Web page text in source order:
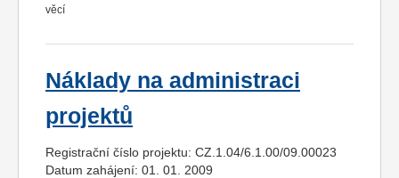
věcí
Náklady na administraci
projektů
Registrační číslo projektu: CZ.1.04/6.1.00/09.00023
Datum zahájení: 01. 01. 2009